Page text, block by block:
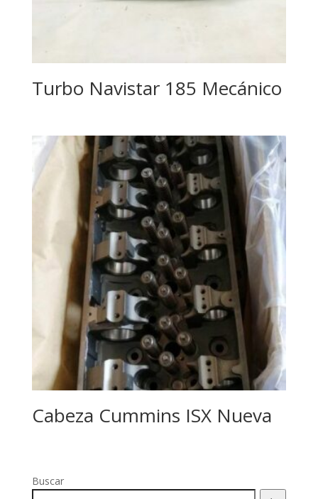
Turbo Navistar 185 Mecánico
Cabeza Cummins ISX Nueva
Buscar